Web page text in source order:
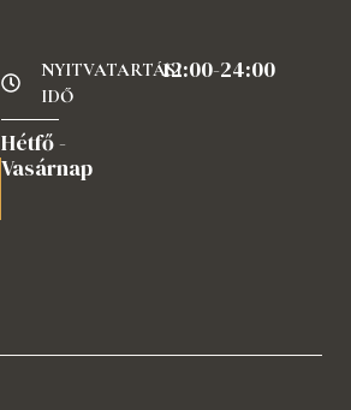
NYITVATARTÁSI
IDŐ
Hétfő -
Vasárnap
12:00-24:00